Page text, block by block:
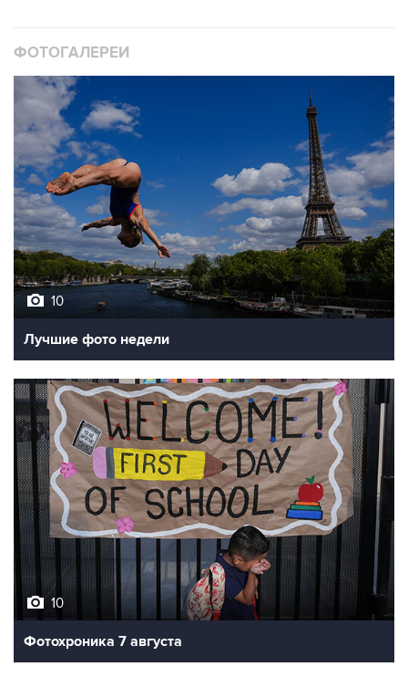
ФОТОГАЛЕРЕИ
10
Лучшие фото недели
10
Фотохроника 7 августа